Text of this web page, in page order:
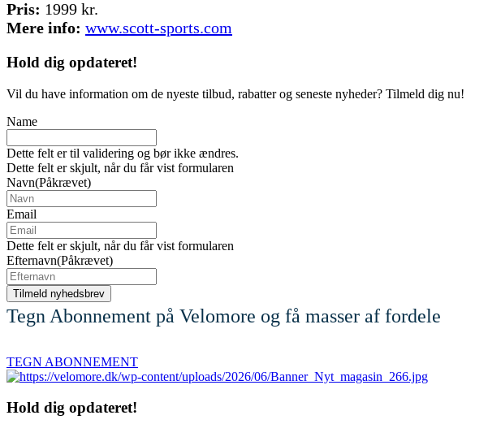
Pris: 1999 kr.
Mere info: www.scott-sports.com
Hold dig opdateret!
Vil du have information om de nyeste tilbud, rabatter og seneste nyheder? Tilmeld dig nu!
Name
Dette felt er til validering og bør ikke ændres.
Dette felt er skjult, når du får vist formularen
Navn(Påkrævet)
Email
Dette felt er skjult, når du får vist formularen
Efternavn(Påkrævet)
Tegn Abonnement på Velomore og få masser af fordele
TEGN ABONNEMENT
Hold dig opdateret!